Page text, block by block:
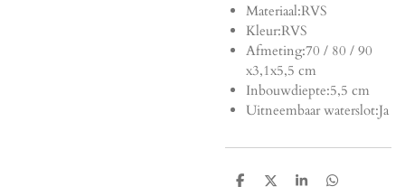
Materiaal:RVS
Kleur:RVS
Afmeting:70 / 80 / 90
x3,1x5,5 cm
Inbouwdiepte:5,5 cm
Uitneembaar waterslot:Ja
D
D
S
D